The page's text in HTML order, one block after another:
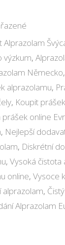
Alprazolam
výzkum,
Německo,
alprazolamu,
, Koupit
online
, Nejlepší
, Diskrétní
,Vysoká čistota
online,Vysoce
alprazolam,
Alprazolam